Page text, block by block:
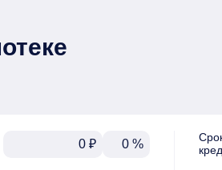
₽ %